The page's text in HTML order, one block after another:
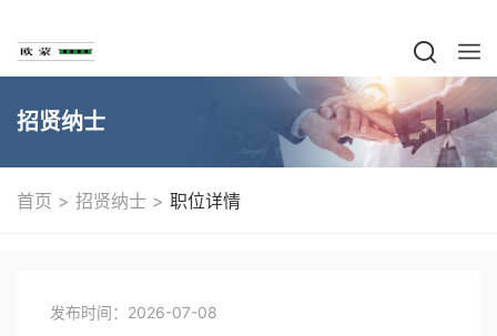
招贤纳士
首页 > 招贤纳士 > 职位详情
发布时间：2026-07-08